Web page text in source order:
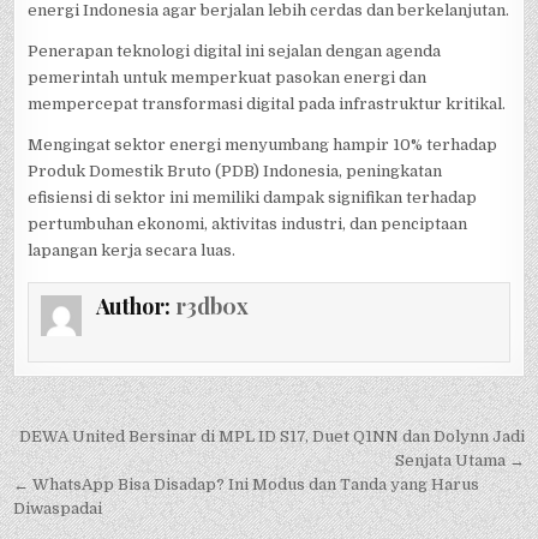
energi Indonesia agar berjalan lebih cerdas dan berkelanjutan.
Penerapan teknologi digital ini sejalan dengan agenda
pemerintah untuk memperkuat pasokan energi dan
mempercepat transformasi digital pada infrastruktur kritikal.
Mengingat sektor energi menyumbang hampir 10% terhadap
Produk Domestik Bruto (PDB) Indonesia, peningkatan
efisiensi di sektor ini memiliki dampak signifikan terhadap
pertumbuhan ekonomi, aktivitas industri, dan penciptaan
lapangan kerja secara luas.
Author: r3db0x
Post
navigation
DEWA United Bersinar di MPL ID S17, Duet Q1NN dan Dolynn Jadi
Senjata Utama →
← WhatsApp Bisa Disadap? Ini Modus dan Tanda yang Harus
Diwaspadai